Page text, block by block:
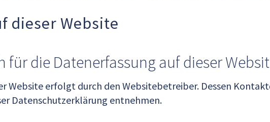
dieser Website
für die Datenerfassung auf dieser
Website erfolgt durch den Websitebetreiber. Dessen
Datenschutzerklärung entnehmen.